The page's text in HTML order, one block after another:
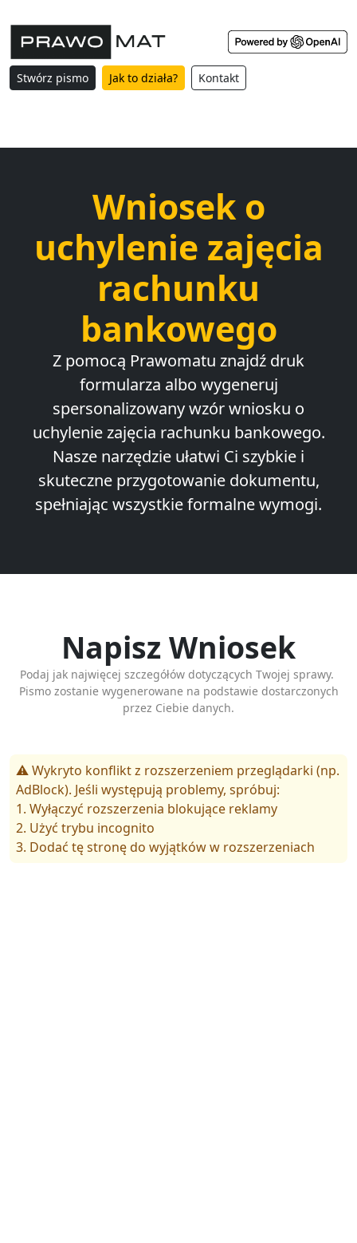
Stwórz pismo Jak to działa? Kontakt
Wniosek o
uchylenie zajęcia
rachunku
bankowego
Z pomocą Prawomatu znajdź druk
formularza albo wygeneruj
spersonalizowany wzór wniosku o
uchylenie zajęcia rachunku bankowego.
Nasze narzędzie ułatwi Ci szybkie i
skuteczne przygotowanie dokumentu,
spełniając wszystkie formalne wymogi.
Napisz Wniosek
Podaj jak najwięcej szczegółów dotyczących Twojej sprawy.
Pismo zostanie wygenerowane na podstawie dostarczonych
przez Ciebie danych.
⚠️ Wykryto konflikt z rozszerzeniem przeglądarki (np.
AdBlock). Jeśli występują problemy, spróbuj:
1. Wyłączyć rozszerzenia blokujące reklamy
2. Użyć trybu incognito
3. Dodać tę stronę do wyjątków w rozszerzeniach